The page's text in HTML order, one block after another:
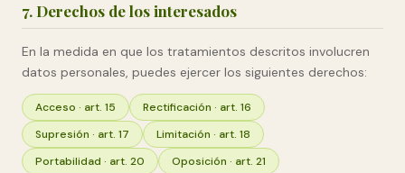
7. Derechos de los interesados
En la medida en que los tratamientos descritos involucren
datos personales, puedes ejercer los siguientes derechos:
Acceso · art. 15
Rectificación · art. 16
Supresión · art. 17
Limitación · art. 18
Portabilidad · art. 20
Oposición · art. 21